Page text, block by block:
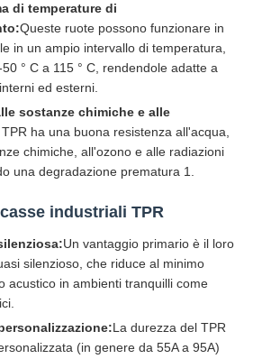
di temperature di
Queste ruote possono funzionare in
in un ampio intervallo di temperatura,
° C a 115 ° C, rendendole adatte a
ed esterni.
sostanze chimiche e alle
TPR ha una buona resistenza all'acqua,
chimiche, all'ozono e alle radiazioni
una degradazione prematura 1.
industriali TPR
Un vantaggio primario è il loro
silenzioso, che riduce al minimo
acustico in ambienti tranquilli come
La durezza del TPR
(in genere da 55A a 95A)